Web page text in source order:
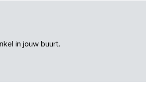
in jouw buurt.